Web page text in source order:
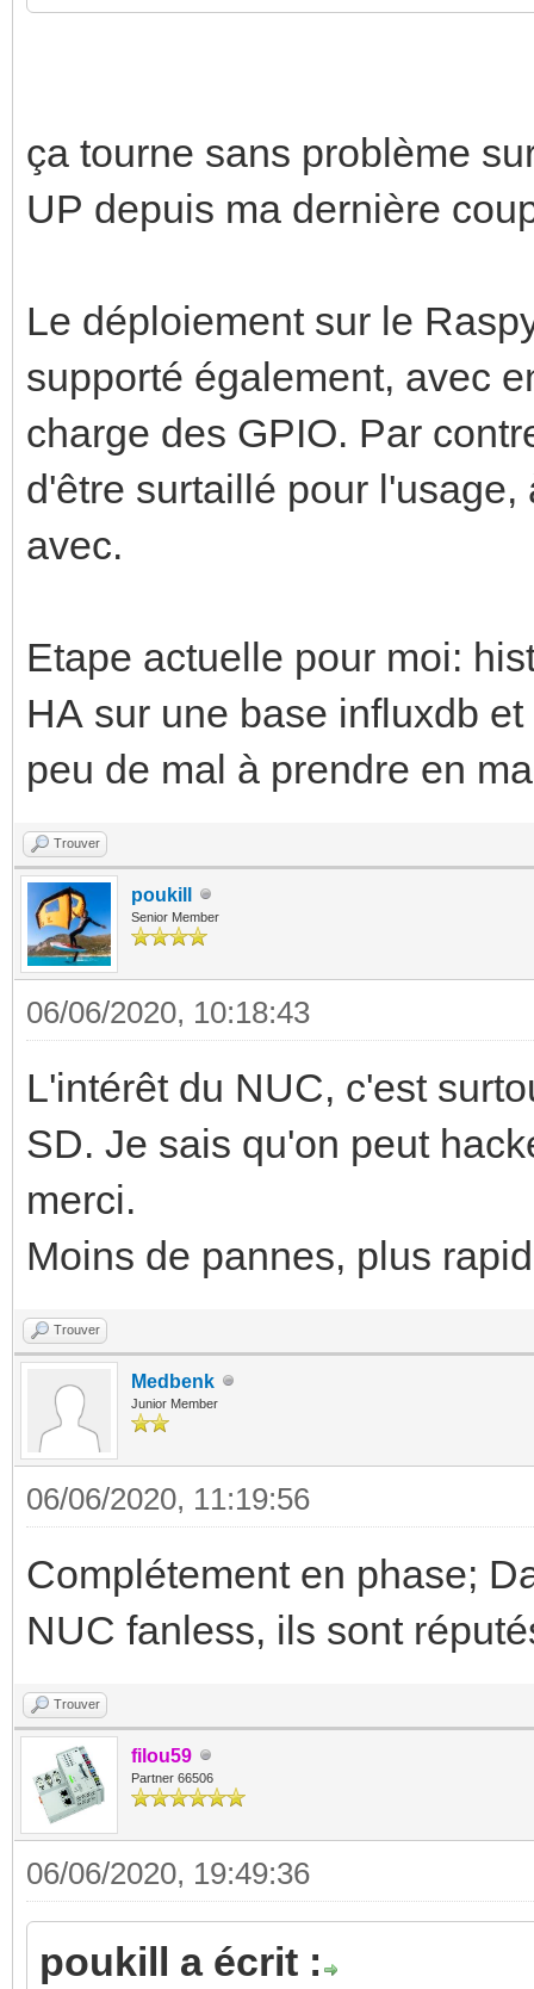
ça tourne sans problème
UP depuis ma dernière
Le déploiement sur le
supporté également, avec
charge des GPIO. Par
d'être surtaillé pour
avec.
Etape actuelle pour moi:
HA sur une base influxdb
peu de mal à prendre en
Trouver
poukill
Senior Member
06/06/2020, 10:18:43
L'intérêt du NUC, c'est
SD. Je sais qu'on peut
merci.
Moins de pannes, plus
Trouver
Medbenk
Junior Member
06/06/2020, 11:19:56
Complétement en phase;
NUC fanless, ils sont
Trouver
filou59
Partner 66506
06/06/2020, 19:49:36
poukill a écrit :